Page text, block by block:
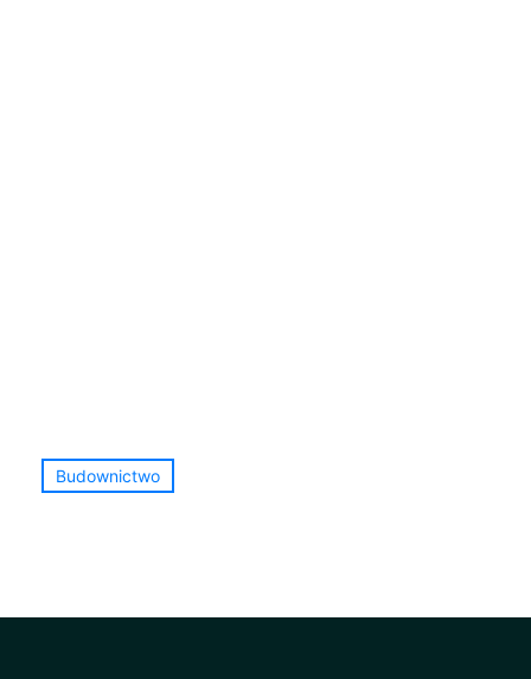
Budownictwo